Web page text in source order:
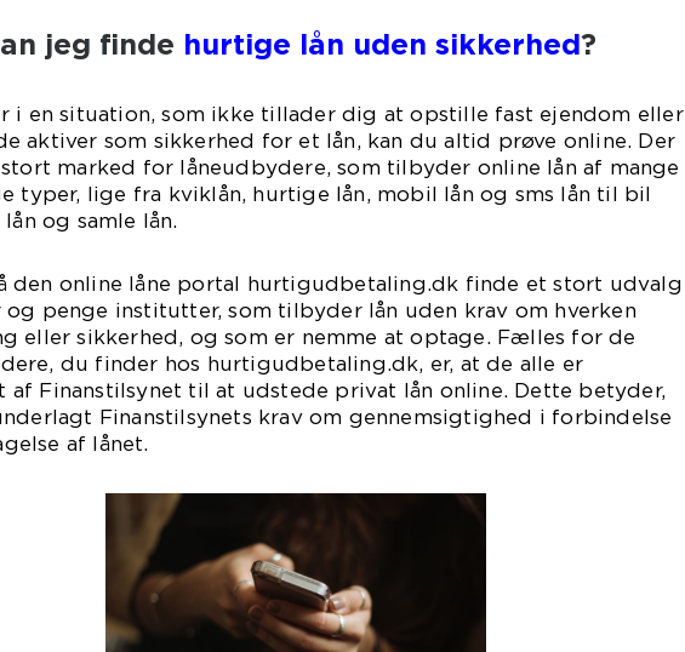
jeg finde hurtige lån uden sikkerhed?
i en situation, som ikke tillader dig at opstille fast ejendom eller
aktiver som sikkerhed for et lån, kan du altid prøve online. Der
marked for låneudbydere, som tilbyder online lån af mange
typer, lige fra kviklån, hurtige lån, mobil lån og sms lån til bil
og samle lån.
den online låne portal hurtigudbetaling.dk finde et stort udvalg
og penge institutter, som tilbyder lån uden krav om hverken
eller sikkerhed, og som er nemme at optage. Fælles for de
du finder hos hurtigudbetaling.dk, er, at de alle er
af Finanstilsynet til at udstede privat lån online. Dette betyder,
Finanstilsynets krav om gennemsigtighed i forbindelse
af lånet.